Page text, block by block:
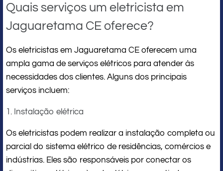
Quais serviços um eletricista em
Jaguaretama CE oferece?
Os eletricistas em Jaguaretama CE oferecem uma
ampla gama de serviços elétricos para atender às
necessidades dos clientes. Alguns dos principais
serviços incluem:
1. Instalação elétrica
Os eletricistas podem realizar a instalação completa ou
parcial do sistema elétrico de residências, comércios e
indústrias. Eles são responsáveis por conectar os